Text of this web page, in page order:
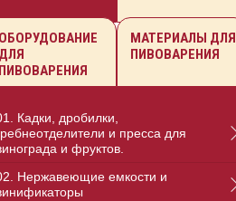
ОБОРУДОВАНИЕ
ДЛЯ
ПИВОВАРЕНИЯ
МАТЕРИАЛЫ ДЛЯ
ПИВОВАРЕНИЯ
Кадки, дробилки,
и пресса для
и фруктов.
Нержавеющие емкости и